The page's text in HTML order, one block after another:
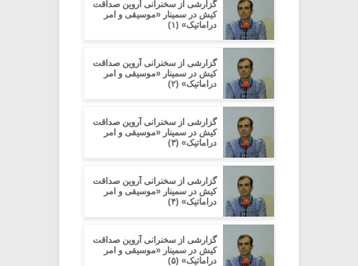
گزارشی از سخنرانی آروین صداقت
کیش در سمینار «موسیقی و امر
دراماتیک» (۱)
گزارشی از سخنرانی آروین صداقت
کیش در سمینار «موسیقی و امر
دراماتیک» (۲)
گزارشی از سخنرانی آروین صداقت
کیش در سمینار «موسیقی و امر
دراماتیک» (۳)
گزارشی از سخنرانی آروین صداقت
کیش در سمینار «موسیقی و امر
دراماتیک» (۴)
گزارشی از سخنرانی آروین صداقت
کیش در سمینار «موسیقی و امر
دراماتیک» (۵)